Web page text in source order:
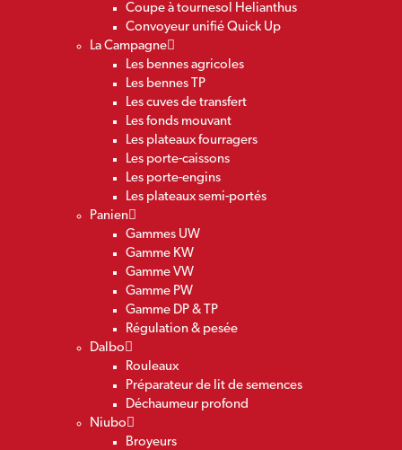
Coupe à tournesol Helianthus
Convoyeur unifié Quick Up
La Campagne
Les bennes agricoles
Les bennes TP
Les cuves de transfert
Les fonds mouvant
Les plateaux fourragers
Les porte-caissons
Les porte-engins
Les plateaux semi-portés
Panien
Gammes UW
Gamme KW
Gamme VW
Gamme PW
Gamme DP & TP
Régulation & pesée
Dalbo
Rouleaux
Préparateur de lit de semences
Déchaumeur profond
Niubo
Broyeurs